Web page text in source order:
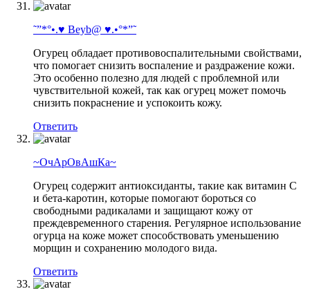
˜”*°•.♥ Beyb@ ♥.•°*”˜
Огурец обладает противовоспалительными свойствами,
что помогает снизить воспаление и раздражение кожи.
Это особенно полезно для людей с проблемной или
чувствительной кожей, так как огурец может помочь
снизить покраснение и успокоить кожу.
Ответить
~ОчАрОвАшКа~
Огурец содержит антиоксиданты, такие как витамин С
и бета-каротин, которые помогают бороться со
свободными радикалами и защищают кожу от
преждевременного старения. Регулярное использование
огурца на коже может способствовать уменьшению
морщин и сохранению молодого вида.
Ответить